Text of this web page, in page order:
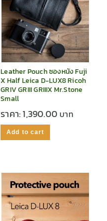
Leather Pouch ซองหนัง Fuji
X Half Leica D-LUX8 Ricoh
GRIV GRIII GRIIIX Mr.Stone
Small
ราคา:1,390.00
Add to cart